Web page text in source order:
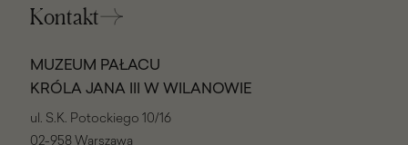
Kontakt
MUZEUM PAŁACU
KRÓLA JANA III W WILANOWIE
ul. S.K. Potockiego 10/16
02-958 Warszawa